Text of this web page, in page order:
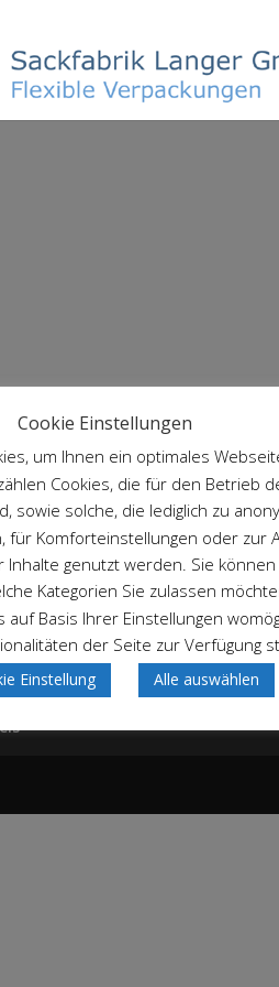
Cookie Einstellungen
um Ihnen ein optimales
Cookies, die für den Betrieb
sowie solche, die lediglich zu
für Komforteinstellungen oder zur
Inhalte genutzt werden. Sie
Kategorien Sie zulassen
auf Basis Ihrer Einstellungen
der Seite zur Verfügung
Einstellung Alle auswählen